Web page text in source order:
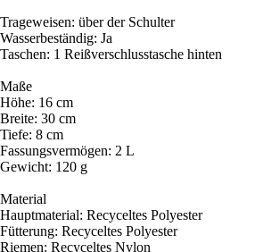
Trageweisen: über der Schulter
Wasserbeständig: Ja
Taschen: 1 Reißverschlusstasche hinten
Maße
Höhe: 16 cm
Breite: 30 cm
Tiefe: 8 cm
Fassungsvermögen: 2 L
Gewicht: 120 g
Material
Hauptmaterial: Recyceltes Polyester
Fütterung: Recyceltes Polyester
Riemen: Recyceltes Nylon